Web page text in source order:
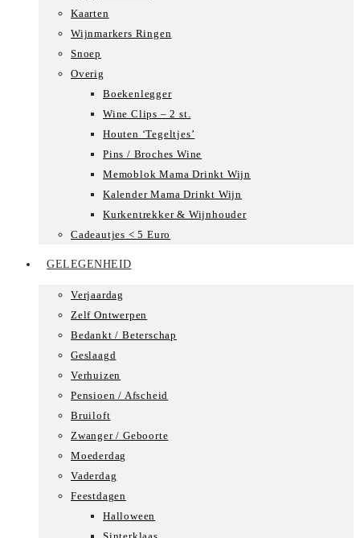
Kaarten
Wijnmarkers Ringen
Snoep
Overig
Boekenlegger
Wine Clips – 2 st.
Houten ‘Tegeltjes’
Pins / Broches Wine
Memoblok Mama Drinkt Wijn
Kalender Mama Drinkt Wijn
Kurkentrekker & Wijnhouder
Cadeautjes < 5 Euro
GELEGENHEID
Verjaardag
Zelf Ontwerpen
Bedankt / Beterschap
Geslaagd
Verhuizen
Pensioen / Afscheid
Bruiloft
Zwanger / Geboorte
Moederdag
Vaderdag
Feestdagen
Halloween